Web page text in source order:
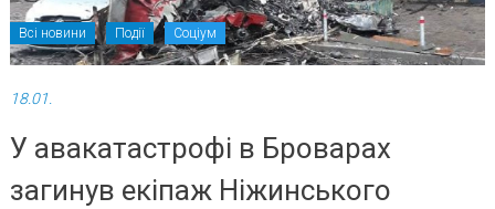
Всі новини Події Соціум
18.01.
У авакатастрофі в Броварах
загинув екіпаж Ніжинського